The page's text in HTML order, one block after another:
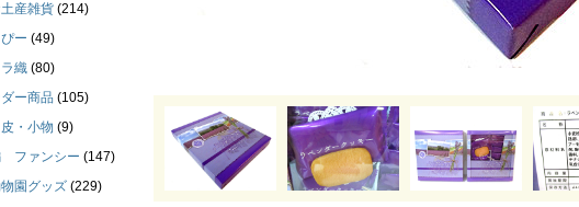
産雑貨 (214)
ー (49)
織 (80)
ー商品 (105)
・小物 (9)
ファンシー (147)
園グッズ (229)